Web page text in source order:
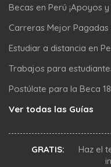
Becas en Perú ¡Apoyos
Carreras Mejor Pagadas
Estudiar a distancia en
Trabajos para
Postúlate para la Beca
Ver todas las Guías
GRATIS: Haz el